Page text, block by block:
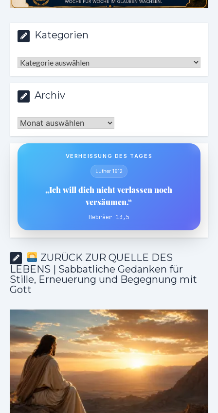
Kategorien
Kategorien
Archiv
Archiv
VERHEISSUNG DES TAGES
Luther 1912
„Ich will dich nicht verlassen noch
versäumen.“
Hebräer 13,5
ZURÜCK ZUR QUELLE DES
LEBENS | Sabbatliche Gedanken für
Stille, Erneuerung und Begegnung mit
Gott